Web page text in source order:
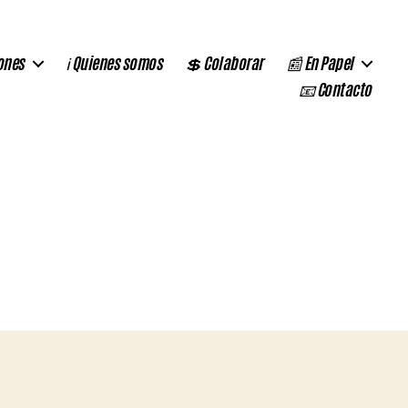
ℹ️ Quienes somos 💲 Colaborar
📰 En Papel
📧 Contacto